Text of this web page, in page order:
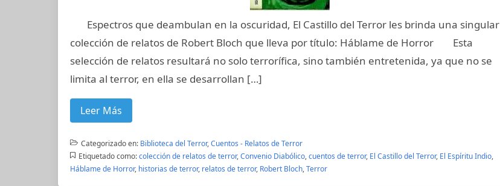
Espectros que deambulan en la oscuridad, El Castillo del Terror les brinda una singular
colección de relatos de Robert Bloch que lleva por título: Háblame de Horror Esta
selección de relatos resultará no solo terrorífica, sino también entretenida, ya que no se
limita al terror, en ella se desarrollan […]
Leer Más
Categorizado en: Biblioteca del Terror,Cuentos - Relatos de Terror
Etiquetado como: colección de relatos de terror,Convenio Diabólico,cuentos de terror, El Castillo del Terror, El Espíritu Indio,
Háblame de Horror, historias de terror, relatos de terror, Robert Bloch,Terror